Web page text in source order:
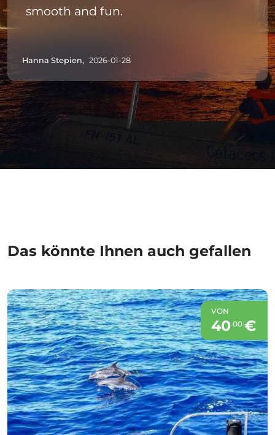
smooth and fun.
Hanna Stepien, 2026-01-28
Das könnte Ihnen auch gefallen
VON
40 00€